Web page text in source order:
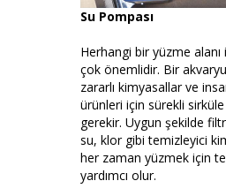
Su Pompası
Herhangi bir yüzme alanı
çok önemlidir. Bir
zararlı kimyasallar ve
ürünleri için sürekli
gerekir. Uygun şekilde
su, klor gibi temizleyici
her zaman yüzmek için
yardımcı olur.